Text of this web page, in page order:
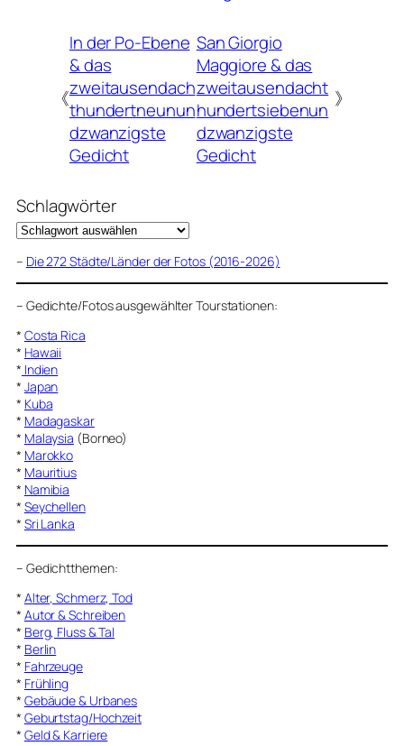
《
In der Po-Ebene
& das
zweitausendach
thundertneunun
dzwanzigste
Gedicht
San Giorgio
Maggiore & das
zweitausendacht
hundertsiebenun
dzwanzigste
Gedicht
》
Schlagwörter
– Die 272 Städte/Länder der Fotos (2016-2026)
– Gedichte/Fotos ausgewählter Tourstationen:
* Costa Rica
* Hawaii
* Indien
* Japan
* Kuba
* Madagaskar
* Malaysia (Borneo)
* Marokko
* Mauritius
* Namibia
* Seychellen
* Sri Lanka
– Gedichtthemen:
* Alter, Schmerz, Tod
* Autor & Schreiben
* Berg, Fluss & Tal
* Berlin
* Fahrzeuge
* Frühling
* Gebäude & Urbanes
* Geburtstag/Hochzeit
* Geld & Karriere